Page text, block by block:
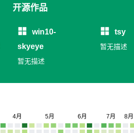
开源作品
win10-
skyeye
暂无描述
tsy
暂无描述